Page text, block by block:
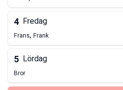
4 Fredag
Frans, Frank
5 Lördag
Bror